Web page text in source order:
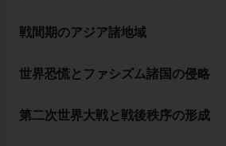
戦間期のアジア諸地域
世界恐慌とファシズム諸国の侵略
第二次世界大戦と戦後秩序の形成